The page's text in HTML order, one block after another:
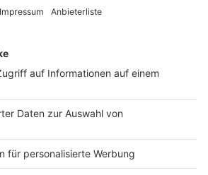
rund um ihren Lieblingsverein. Wer
kann die aktuellen Spieltermine
auf der offiziellen DEG-Webseite
die sich fragen, wo man Tickets für
und Online-Angeboten.
für die DEG-Playoffs wird
damit kein Fan ein wichtiges Spiel